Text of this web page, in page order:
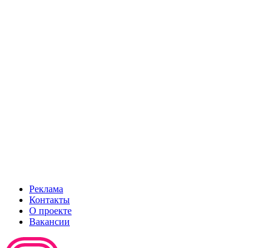
Реклама
Контакты
О проекте
Вакансии